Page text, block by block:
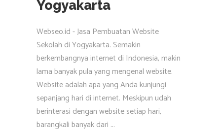
Yogyakarta
Webseo.id - Jasa Pembuatan Website
Sekolah di Yogyakarta. Semakin
berkembangnya internet di Indonesia, makin
lama banyak pula yang mengenal website.
Website adalah apa yang Anda kunjungi
sepanjang hari di internet. Meskipun udah
berinterasi dengan website setiap hari,
barangkali banyak dari